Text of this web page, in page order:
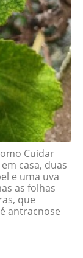
Cuidar
casa, duas
e uma uva
as folhas
que
antracnose